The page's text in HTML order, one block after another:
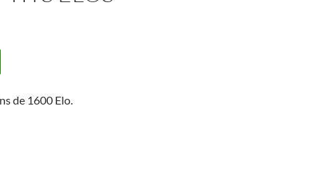
de 1600 Elo.